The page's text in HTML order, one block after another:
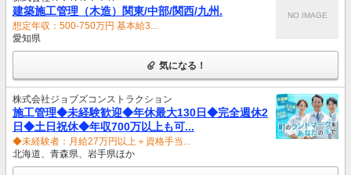
建築施工管理（木造）関東/中部/関西/九州.
想定年収：500-750万円 基本給3...
愛知県
NO IMAGE
気になる！
株式会社ジョブズコンストラクション
施工管理◆未経験歓迎◆年休最大130日◆完全週休2
日◆土日祝休◆年収700万以上も可...
◆未経験者：月給27万円以上＋資格手当...
北海道、青森県、岩手県ほか